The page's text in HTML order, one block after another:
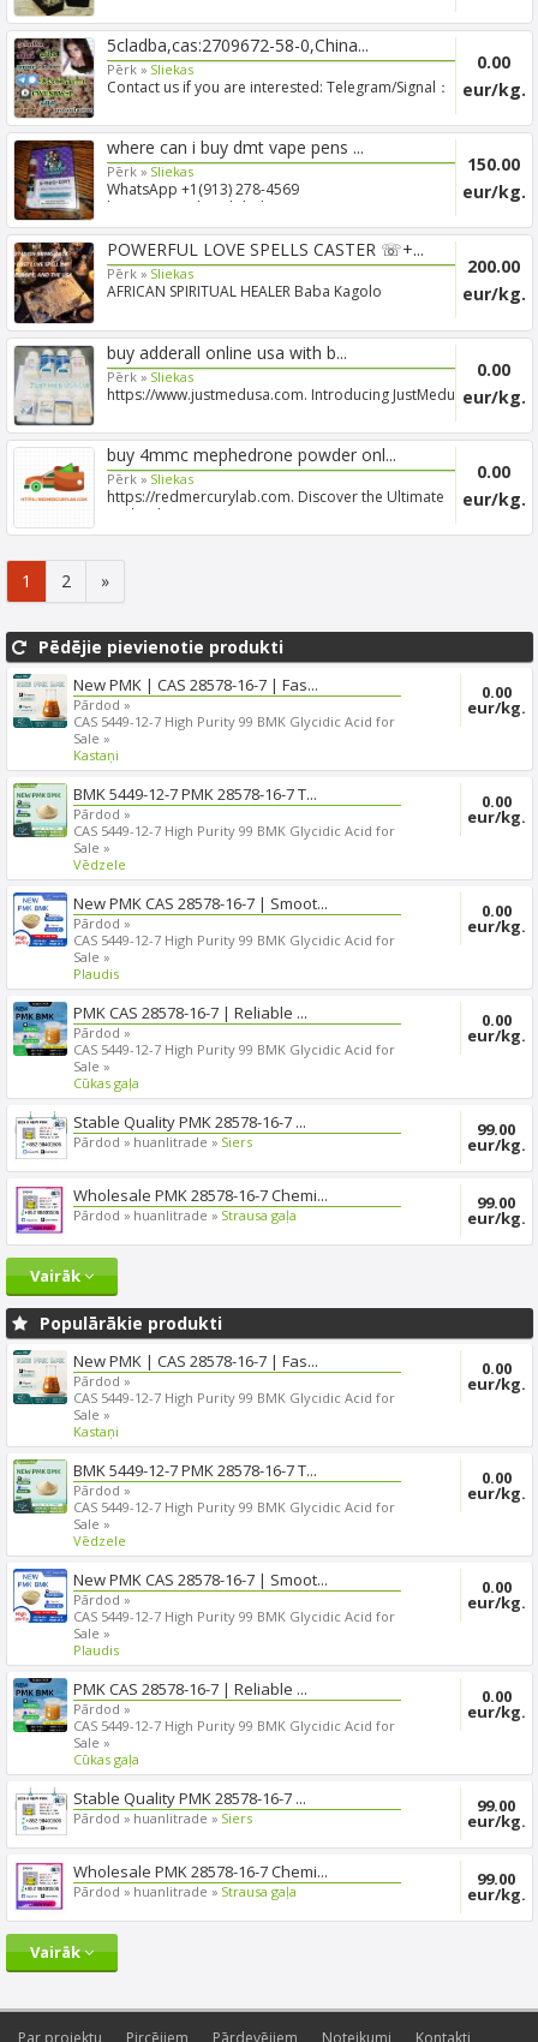
5cladba,cas:2709672-58-0,China...
Pērk » Sliekas
Contact us if you are interested: Telegram/Signal：
0.00
eur/kg.
where can i buy dmt vape pens ...
Pērk » Sliekas
WhatsApp +1(913) 278-4569
buyvenomonlineglobal.com is an...
150.00
eur/kg.
POWERFUL LOVE SPELLS CASTER ☏+...
Pērk » Sliekas
AFRICAN SPIRITUAL HEALER Baba Kagolo
200.00
eur/kg.
buy adderall online usa with b...
Pērk » Sliekas
https://www.justmedusa.com. Introducing JustMedusa -
0.00
eur/kg.
buy 4mmc mephedrone powder onl...
Pērk » Sliekas
https://redmercurylab.com. Discover the Ultimate
Technolog...
0.00
eur/kg.
1 2 »
Pēdējie pievienotie produkti
New PMK | CAS 28578-16-7 | Fas...
Pārdod »
CAS 5449-12-7 High Purity 99 BMK Glycidic Acid for
Sale »
Kastaņi
0.00
eur/kg.
BMK 5449-12-7 PMK 28578-16-7 T...
Pārdod »
CAS 5449-12-7 High Purity 99 BMK Glycidic Acid for
Sale »
Vēdzele
0.00
eur/kg.
New PMK CAS 28578-16-7 | Smoot...
Pārdod »
CAS 5449-12-7 High Purity 99 BMK Glycidic Acid for
Sale »
Plaudis
0.00
eur/kg.
PMK CAS 28578-16-7 | Reliable ...
Pārdod »
CAS 5449-12-7 High Purity 99 BMK Glycidic Acid for
Sale »
Cūkas gaļa
0.00
eur/kg.
Stable Quality PMK 28578-16-7 ...
Pārdod » huanlitrade » Siers
99.00
eur/kg.
Wholesale PMK 28578-16-7 Chemi...
Pārdod » huanlitrade » Strausa gaļa
99.00
eur/kg.
Vairāk
Populārākie produkti
New PMK | CAS 28578-16-7 | Fas...
Pārdod »
CAS 5449-12-7 High Purity 99 BMK Glycidic Acid for
Sale »
Kastaņi
0.00
eur/kg.
BMK 5449-12-7 PMK 28578-16-7 T...
Pārdod »
CAS 5449-12-7 High Purity 99 BMK Glycidic Acid for
Sale »
Vēdzele
0.00
eur/kg.
New PMK CAS 28578-16-7 | Smoot...
Pārdod »
CAS 5449-12-7 High Purity 99 BMK Glycidic Acid for
Sale »
Plaudis
0.00
eur/kg.
PMK CAS 28578-16-7 | Reliable ...
Pārdod »
CAS 5449-12-7 High Purity 99 BMK Glycidic Acid for
Sale »
Cūkas gaļa
0.00
eur/kg.
Stable Quality PMK 28578-16-7 ...
Pārdod » huanlitrade » Siers
99.00
eur/kg.
Wholesale PMK 28578-16-7 Chemi...
Pārdod » huanlitrade » Strausa gaļa
99.00
eur/kg.
Vairāk
Par projektu Pircējiem Pārdevējiem Noteikumi Kontakti